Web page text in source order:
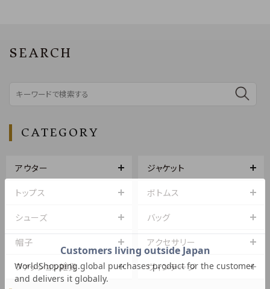
SEARCH
CATEGORY
アウター ジャケット
トップス ボトムス
シューズ バッグ
帽子 アクセサリー
ファッション雑貨 ヴィンテージ